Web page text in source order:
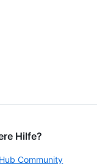
Hilfe?
Community